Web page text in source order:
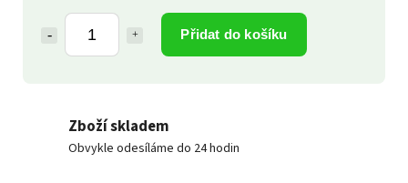
Přidat do košíku
Zboží skladem
Obvykle odesíláme do 24 hodin